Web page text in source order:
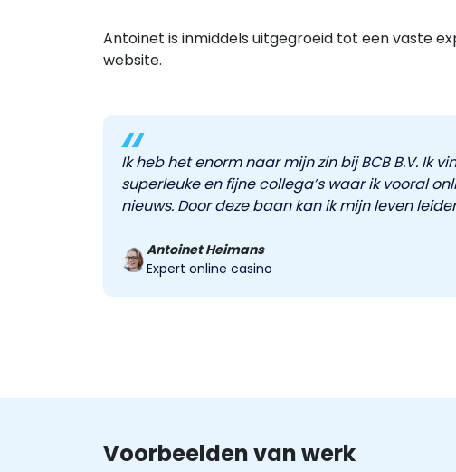
Antoinet is inmiddels uitgegroeid tot een vaste
website.
Ik heb het enorm naar mijn zin bij BCB B.V. Ik
superleuke en fijne collega’s waar ik vooral
nieuws. Door deze baan kan ik mijn leven
Antoinet Heimans
Expert online casino
Voorbeelden van werk